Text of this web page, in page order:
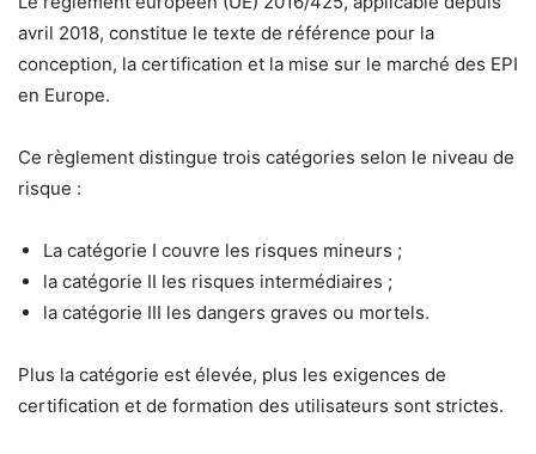
avril 2018, constitue le texte de référence pour la
conception, la certification et la mise sur le marché des EPI
en Europe.
Ce règlement distingue trois catégories selon le niveau de
risque :
La catégorie I couvre les risques mineurs ;
la catégorie II les risques intermédiaires ;
la catégorie III les dangers graves ou mortels.
Plus la catégorie est élevée, plus les exigences de
certification et de formation des utilisateurs sont strictes.